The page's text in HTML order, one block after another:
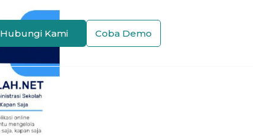
Hubungi Kami Coba Demo